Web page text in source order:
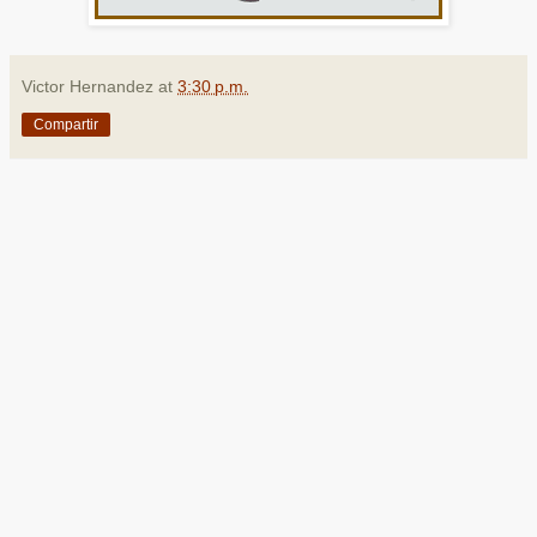
Victor Hernandez at 3:30 p.m.
Compartir